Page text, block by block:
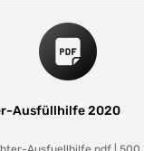
Ausfüllhilfe 2020